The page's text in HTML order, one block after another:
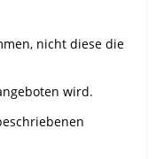
nicht diese die
wird.